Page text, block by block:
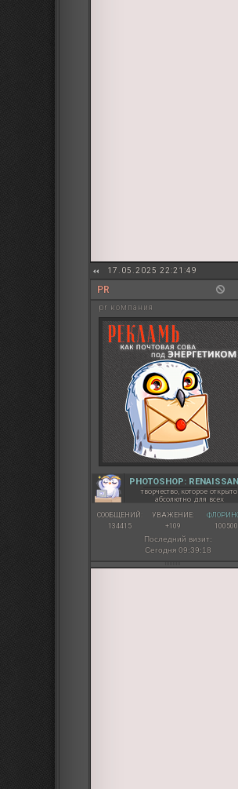
17.05.2025 22:21:49
PR
pr компания
PHOTOSHOP:
творчество, которое открыто
абсолютно для всех
СООБЩЕНИЙ:
134415
УВАЖЕНИЕ:
+109
100500
Последний визит:
Сегодня 09:39:18